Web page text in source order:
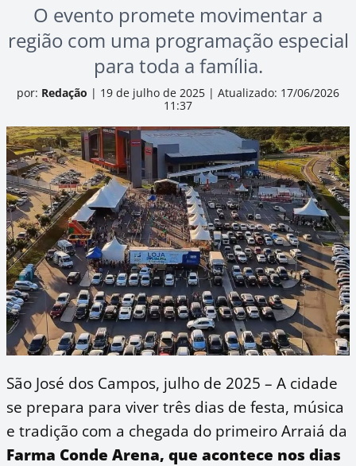
O evento promete movimentar a
região com uma programação especial
para toda a família.
por: Redação | 19 de julho de 2025 | Atualizado: 17/06/2026
11:37
São José dos Campos, julho de 2025 – A cidade
se prepara para viver três dias de festa, música
e tradição com a chegada do primeiro Arraiá da
Farma Conde Arena, que acontece nos dias